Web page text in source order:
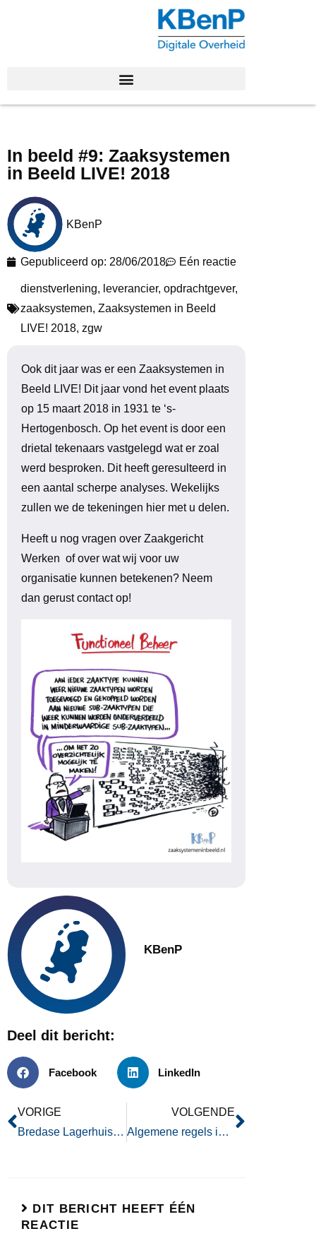
In beeld #9: Zaaksystemen
in Beeld LIVE! 2018
KBenP
Gepubliceerd op: 28/06/2018 Eén reactie
dienstverlening, leverancier, opdrachtgever,
zaaksystemen, Zaaksystemen in Beeld
LIVE! 2018, zgw
Ook dit jaar was er een Zaaksystemen in
Beeld LIVE! Dit jaar vond het event plaats
op 15 maart 2018 in 1931 te ‘s-
Hertogenbosch. Op het event is door een
drietal tekenaars vastgelegd wat er zoal
werd besproken. Dit heeft geresulteerd in
een aantal scherpe analyses. Wekelijks
zullen we de tekeningen hier met u delen.
Heeft u nog vragen over Zaakgericht
Werken of over wat wij voor uw
organisatie kunnen betekenen? Neem
dan gerust contact op!
KBenP
Deel dit bericht:
Facebook LinkedIn
VORIGE
Bredase Lagerhuis Zaakgericht werken – Draw up!
VOLGENDE
Algemene regels inzake het elektronisch verkeer in het publieke domein en inzake de generieke digitale infrastructuur (Wet digitale overheid) | Tweede Kamer der Staten-Generaal
DIT BERICHT HEEFT ÉÉN
REACTIE